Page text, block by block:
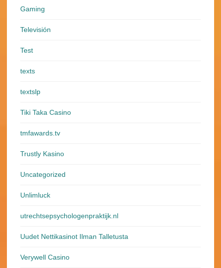
Gaming
Televisión
Test
texts
textslp
Tiki Taka Casino
tmfawards.tv
Trustly Kasino
Uncategorized
Unlimluck
utrechtsepsychologenpraktijk.nl
Uudet Nettikasinot Ilman Talletusta
Verywell Casino